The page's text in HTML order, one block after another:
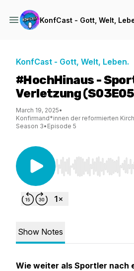
KonfCast - Gott, Welt,
KonfCast - Gott, Welt, Leben.
#HochHinaus -
Verletzung
March 19, 2025•
Konfirmand*innen der reformierten
Season 3• Episode 5
Use Left/Right to
Show Notes
Wie weiter als Sportler nach